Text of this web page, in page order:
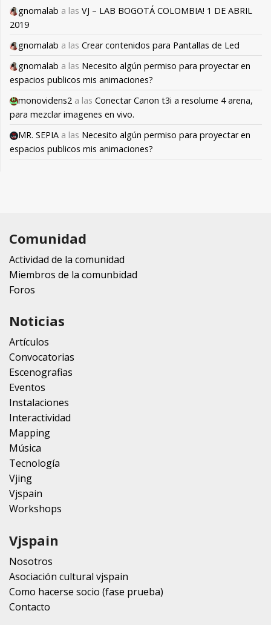
gnomalab a las VJ – LAB BOGOTÁ COLOMBIA! 1 DE ABRIL
2019
gnomalab a las Crear contenidos para Pantallas de Led
gnomalab a las Necesito algún permiso para proyectar en
espacios publicos mis animaciones?
monovidens2 a las Conectar Canon t3i a resolume 4 arena,
para mezclar imagenes en vivo.
MR. SEPIA a las Necesito algún permiso para proyectar en
espacios publicos mis animaciones?
Comunidad
Actividad de la comunidad
Miembros de la comunbidad
Foros
Noticias
Artículos
Convocatorias
Escenografias
Eventos
Instalaciones
Interactividad
Mapping
Música
Tecnología
Vjing
Vjspain
Workshops
Vjspain
Nosotros
Asociación cultural vjspain
Como hacerse socio (fase prueba)
Contacto